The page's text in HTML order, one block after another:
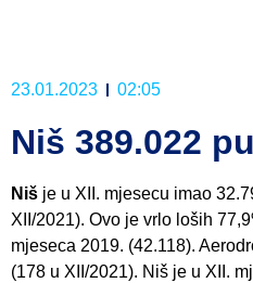
23.01.2023 02:05
Niš 389.022
Niš je u XII. mjesecu imao
XII/2021). Ovo je vrlo loših
mjeseca 2019. (42.118).
(178 u XII/2021). Niš je u XII.